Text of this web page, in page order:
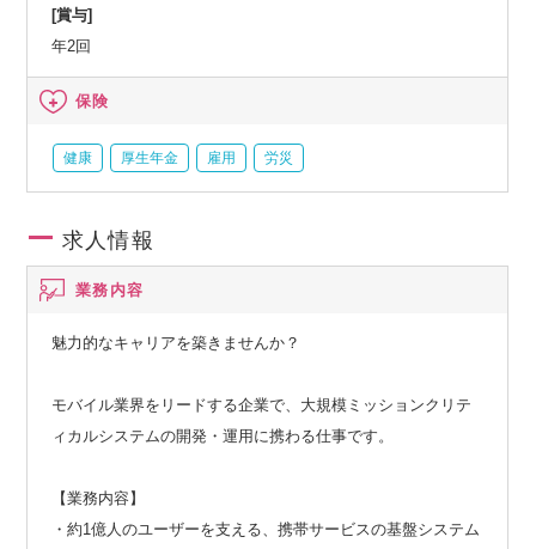
[賞与]
年2回
保険
健康 厚生年金 雇用 労災
求人情報
業務内容
魅力的なキャリアを築きませんか？
モバイル業界をリードする企業で、大規模ミッションクリテ
ィカルシステムの開発・運用に携わる仕事です。
【業務内容】
・約1億人のユーザーを支える、携帯サービスの基盤システム